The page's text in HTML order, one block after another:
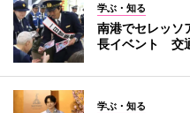
学ぶ・知る
南港でセレッソ
長イベント 交
学ぶ・知る